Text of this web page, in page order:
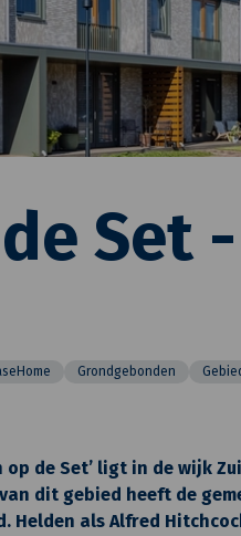
Set
Grondgebonden
op de Set’ ligt in de wijk
dit gebied heeft de
als Alfred